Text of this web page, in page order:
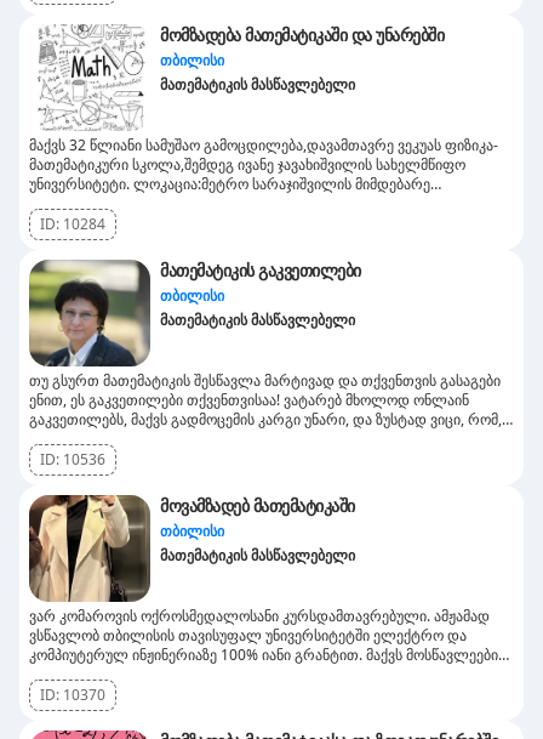
მომზადება მათემატიკაში და უნარებში
თბილისი
მათემატიკის მასწავლებელი
მაქვს 32 წლიანი სამუშაო გამოცდილება,დავამთავრე ვეკუას ფიზიკა-
მათემატიკური სკოლა,შემდეგ ივანე ჯავახიშვილის სახელმწიფო
უნივერსიტეტი. ლოკაცია:მეტრო სარაჯიშვილის მიმდებარე
ID: 10284
მათემატიკის გაკვეთილები
თბილისი
მათემატიკის მასწავლებელი
თუ გსურთ მათემატიკის შესწავლა მარტივად და თქვენთვის გასაგები
ენით, ეს გაკვეთილები თქვენთვისაა! ვატარებ მხოლოდ ონლაინ
გაკვეთილებს, მაქვს გადმოცემის კარგი უნარი, და ზუსტად ვიცი, რომ,
ხდება! ვამეცადინებ არა მხოლოდ ქართული
სახელმძღვანელოებებიდან და არ ვიძლევი დამღლელ დავალებებს.
შემიძლია დავეხმარო რუსულ, ინგლისურ და ფრანგულენოვან
ბავშვებს. გაკვეთილის ხანგრძლივობა 45-60 წუთია და ღირს 30 ლარი.
პირველი გაკვეთილი უფასოა.
ID: 10536
მოვამზადებ მათემატიკაში
თბილისი
მათემატიკის მასწავლებელი
ვარ კომაროვის ოქროსმედალოსანი კურსდამთავრებული. ამჟამად
ვსწავლობ თბილისის თავისუფალ უნივერსიტეტში ელექტრო და
კომპიუტერულ ინჟინერიაზე 100% იანი გრანტით. მაქვს მოსწავლეების
ინდივიდუალურად ისე ჯგუფურად. შემიძლია როგორც სკოლის
მასალის, ასევე კომაროვი/ვეკუასთვის მომზადება. მაქვს მოსწავლეებზე
მორგებული სასწავლო პროგრამა.&nbsp;
ID: 10370